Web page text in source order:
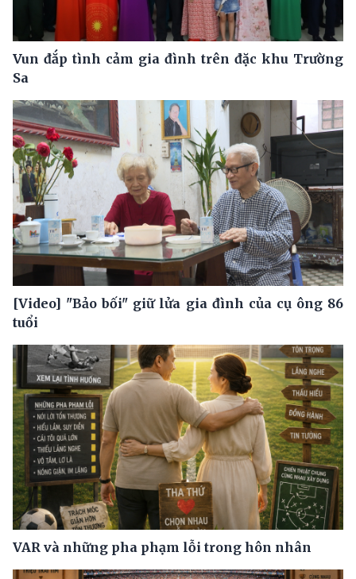
Vun đắp tình cảm gia đình trên đặc khu Trường
Sa
[Video] "Bảo bối" giữ lửa gia đình của cụ ông 86
tuổi
VAR và những pha phạm lỗi trong hôn nhân